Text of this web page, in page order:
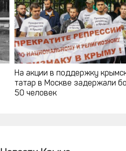
На акции в поддержку
татар в Москве задержали
50 человек